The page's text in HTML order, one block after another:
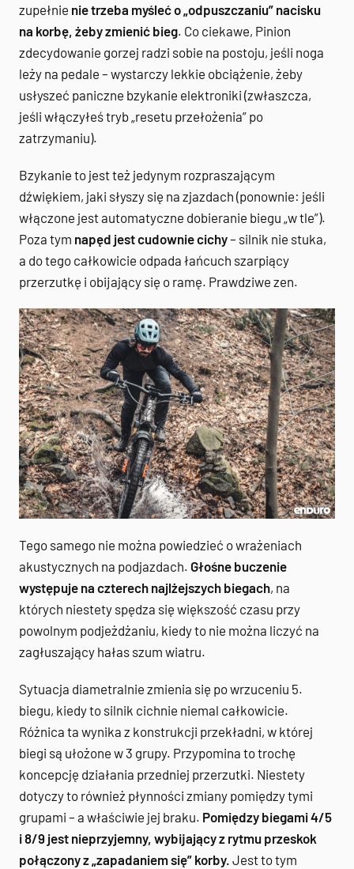
zupełnie nie trzeba myśleć o „odpuszczaniu” nacisku
na korbę, żeby zmienić bieg. Co ciekawe, Pinion
zdecydowanie gorzej radzi sobie na postoju, jeśli noga
leży na pedale – wystarczy lekkie obciążenie, żeby
usłyszeć paniczne bzykanie elektroniki (zwłaszcza,
jeśli włączyłeś tryb „resetu przełożenia” po
zatrzymaniu).
Bzykanie to jest też jedynym rozpraszającym
dźwiękiem, jaki słyszy się na zjazdach (ponownie: jeśli
włączone jest automatyczne dobieranie biegu „w tle”).
Poza tym napęd jest cudownie cichy– silnik nie stuka,
a do tego całkowicie odpada łańcuch szarpiący
przerzutkę i obijający się o ramę. Prawdziwe zen.
Tego samego nie można powiedzieć o wrażeniach
akustycznych na podjazdach. Głośne buczenie
występuje na czterech najlżejszych biegach, na
których niestety spędza się większość czasu przy
powolnym podjeżdżaniu, kiedy to nie można liczyć na
zagłuszający hałas szum wiatru.
Sytuacja diametralnie zmienia się po wrzuceniu 5.
biegu, kiedy to silnik cichnie niemal całkowicie.
Różnica ta wynika z konstrukcji przekładni, w której
biegi są ułożone w 3 grupy. Przypomina to trochę
koncepcję działania przedniej przerzutki. Niestety
dotyczy to również płynności zmiany pomiędzy tymi
grupami – a właściwie jej braku. Pomiędzy biegami 4/5
i 8/9 jest nieprzyjemny, wybijający z rytmu przeskok
połączony z „zapadaniem się” korby. Jest to tym